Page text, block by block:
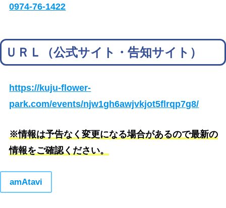
0974-76-1422
ＵＲＬ（公式サイト・告知サイト）
https://kuju-flower-
park.com/events/njw1gh6awjvkjot5flrqp7g8/
※情報は予告なく変更になる場合があるので最新の
情報をご確認ください。
amAtavi